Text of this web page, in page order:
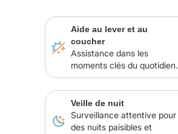
Aide au lever et au
coucher
Assistance dans les
moments clés du quotidien.
Veille de nuit
Surveillance attentive pour
des nuits paisibles et